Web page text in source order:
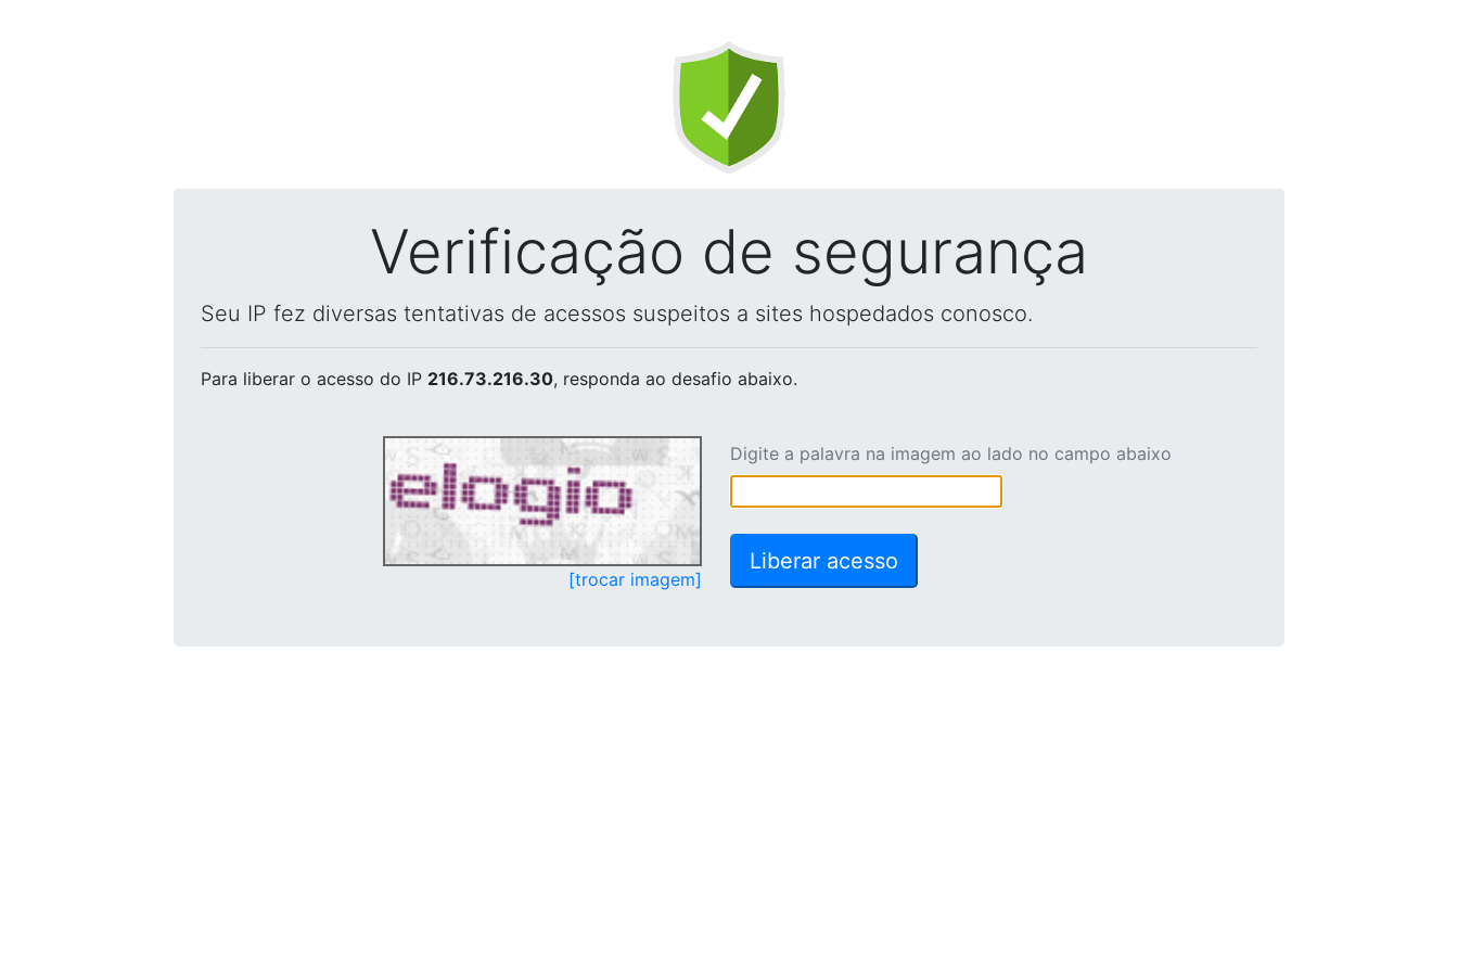
Verificação de segurança
Seu IP fez diversas tentativas de acessos suspeitos a sites hospedados conosco.
Para liberar o acesso do IP 216.73.216.30, responda ao desafio abaixo.
[trocar imagem]
Digite a palavra na imagem ao lado no campo abaixo